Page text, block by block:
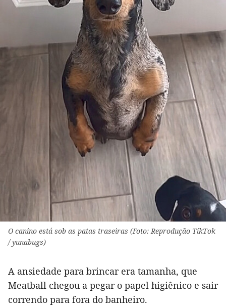
O canino está sob as patas traseiras (Foto: Reprodução TikTok
/ yunabugs)
A ansiedade para brincar era tamanha, que
Meatball chegou a pegar o papel higiênico e sair
correndo para fora do banheiro.